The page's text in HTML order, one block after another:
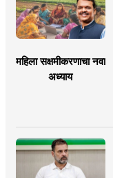
महिला सक्षमीकरणाचा नवा
अध्याय